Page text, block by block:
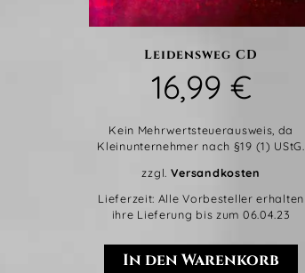
Leidensweg CD
16,99 €
Kein Mehrwertsteuerausweis, da
Kleinunternehmer nach §19 (1) UStG.
zzgl. Versandkosten
Lieferzeit: Alle Vorbesteller erhalten
ihre Lieferung bis zum 06.04.23
In den Warenkorb